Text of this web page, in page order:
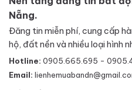
Nẵng.
Đăng tin miễn phí, cung cấp
hộ, đất nền và nhiều loại hình
Hotline: 0905.665.695 -
Email: